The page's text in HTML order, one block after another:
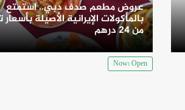
عروض مطعم صدف دبي.. استمتع
بالمأكولات الإيرانية الأصيلة بأسعار
من 24 درهم
Now: Open